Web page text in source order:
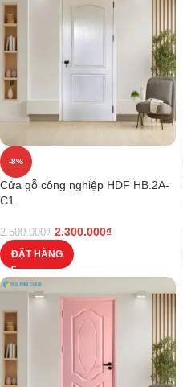
-8%
Cửa gỗ công nghiệp HDF HB.2A-
C1
2.500.000₫ 2.300.000₫
ĐẶT HÀNG